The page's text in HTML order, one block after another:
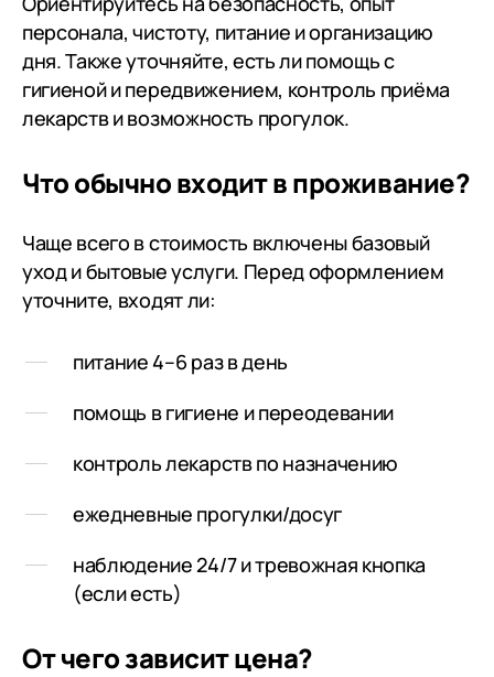
Борисович
песни
концертах
остальных
вечер.
эта её идея
пожилых,
атмосфера,
персонала, чистоту, питание и организацию
дня. Также уточняйте, есть ли помощь с
гигиеной и передвижением, контроль приёма
лекарств и возможность прогулок.
Что обычно входит в проживание?
Чаще всего в стоимость включены базовый
уход и бытовые услуги. Перед оформлением
уточните, входят ли:
питание 4–6 раз в день
помощь в гигиене и переодевании
контроль лекарств по назначению
ежедневные прогулки/досуг
наблюдение 24/7 и тревожная кнопка
(если есть)
От чего зависит цена?